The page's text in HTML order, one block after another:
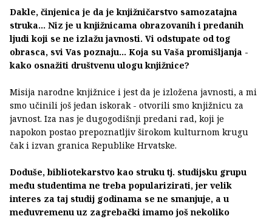
Dakle, činjenica je da je knjižničarstvo samozatajna
struka... Niz je u knjižnicama obrazovanih i predanih
ljudi koji se ne izlažu javnosti. Vi odstupate od tog
obrasca, svi Vas poznaju... Koja su Vaša promišljanja -
kako osnažiti društvenu ulogu knjižnice?
Misija narodne knjižnice i jest da je izložena javnosti, a mi
smo učinili još jedan iskorak - otvorili smo knjižnicu za
javnost. Iza nas je dugogodišnji predani rad, koji je
napokon postao prepoznatljiv širokom kulturnom krugu
čak i izvan granica Republike Hrvatske.
Doduše, bibliotekarstvo kao struku tj. studijsku grupu
među studentima ne treba popularizirati, jer velik
interes za taj studij godinama se ne smanjuje, a u
međuvremenu uz zagrebački imamo još nekoliko